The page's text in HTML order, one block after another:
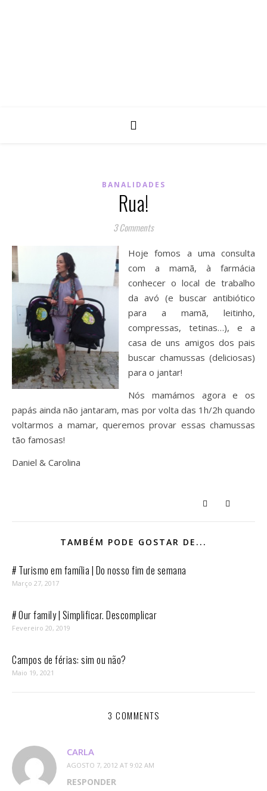
BANALIDADES
Rua!
3 Comments
Hoje fomos a uma consulta
com a mamã, à farmácia
conhecer o local de trabalho
da avó (e buscar antibiótico
para a mamã, leitinho,
compressas, tetinas…), e a
casa de uns amigos dos pais
buscar chamussas (deliciosas)
para o jantar!
Nós mamámos agora e os
papás ainda não jantaram, mas por volta das 1h/2h quando
voltarmos a mamar, queremos provar essas chamussas
tão famosas!
Daniel & Carolina
TAMBÉM PODE GOSTAR DE...
# Turismo em família | Do nosso fim de semana
Março 27, 2017
# Our family | Simplificar. Descomplicar
Fevereiro 20, 2019
Campos de férias: sim ou não?
Maio 19, 2021
3 COMMENTS
CARLA
AGOSTO 7, 2012 AT 9:02 AM
RESPONDER